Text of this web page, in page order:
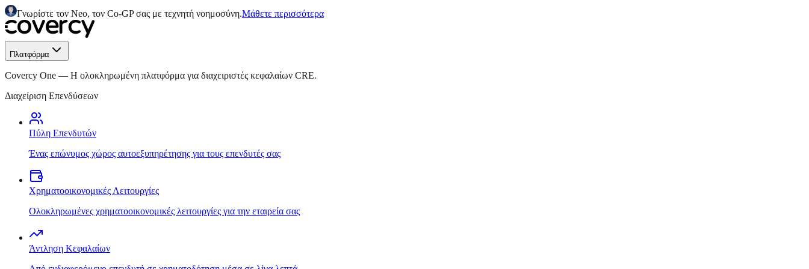
Γνωρίστε τον Neo, τον Co-GP σας με τεχνητή νοημοσύνη.Μάθετε περισσότερα
Πλατφόρμα
Covercy One — Η ολοκληρωμένη πλατφόρμα για διαχειριστές κεφαλαίων CRE.
Διαχείριση Επενδύσεων
Πύλη Επενδυτών
Ένας επώνυμος χώρος αυτοεξυπηρέτησης για τους επενδυτές σας
Χρηματοοικονομικές Λειτουργίες
Ολοκληρωμένες χρηματοοικονομικές λειτουργίες για την εταιρεία σας
Άντληση Κεφαλαίων